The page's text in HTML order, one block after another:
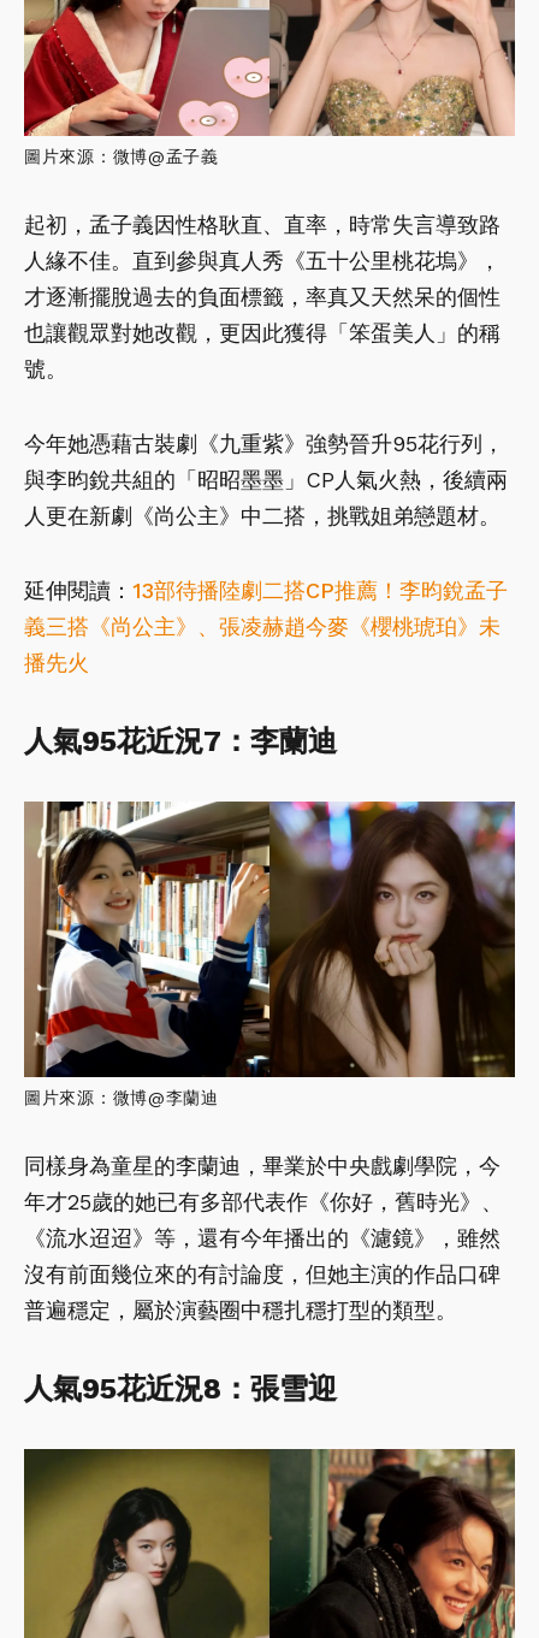
圖片來源：微博@孟子義
起初，孟子義因性格耿直、直率，時常失言導致路
人緣不佳。直到參與真人秀《五十公里桃花塢》，
才逐漸擺脫過去的負面標籤，率真又天然呆的個性
也讓觀眾對她改觀，更因此獲得「笨蛋美人」的稱
號。
今年她憑藉古裝劇《九重紫》強勢晉升95花行列，
與李昀銳共組的「昭昭墨墨」CP人氣火熱，後續兩
人更在新劇《尚公主》中二搭，挑戰姐弟戀題材。
延伸閱讀： 13部待播陸劇二搭CP推薦！李昀銳孟子
義三搭《尚公主》、張凌赫趙今麥《櫻桃琥珀》未
播先火
人氣95花近況7 ：李蘭迪
圖片來源：微博@李蘭迪
同樣身為童星的李蘭迪，畢業於中央戲劇學院，今
年才25歲的她已有多部代表作《你好，舊時光》、
《流水迢迢》等，還有今年播出的《濾鏡》，雖然
沒有前面幾位來的有討論度，但她主演的作品口碑
普遍穩定，屬於演藝圈中穩扎穩打型的類型。
人氣95花近況8 ：張雪迎